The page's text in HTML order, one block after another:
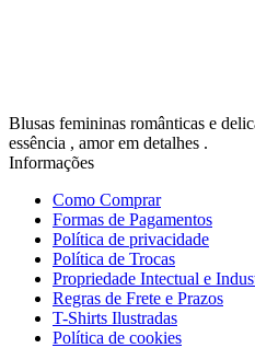
Blusas femininas românticas e
essência , amor em detalhes .
Informações
Como Comprar
Formas de Pagamentos
Política de privacidade
Política de Trocas
Propriedade Intectual e
Regras de Frete e Prazos
T-Shirts Ilustradas
Política de cookies